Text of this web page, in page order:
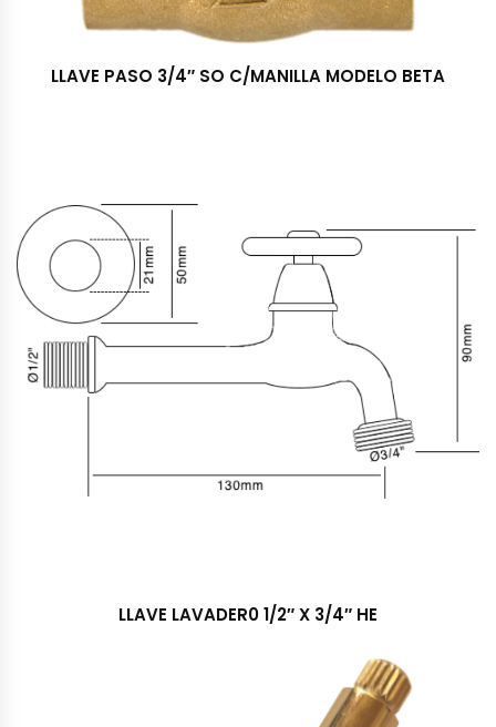
LLAVE PASO 3/4″ SO C/MANILLA MODELO BETA
LLAVE LAVADER0 1/2″ X 3/4″ HE